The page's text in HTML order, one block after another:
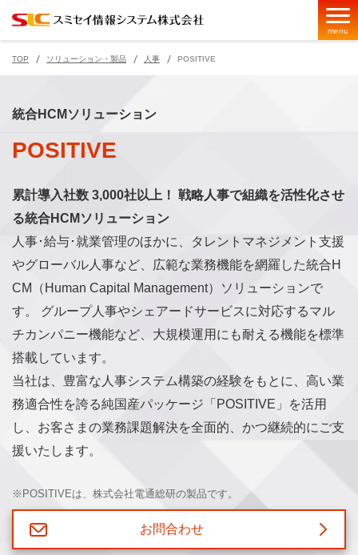
menu
TOP ソリューション・製品 人事 POSITIVE
統合HCMソリューション
POSITIVE
累計導入社数 3,000社以上！ 戦略人事で組織を活性化させ
る統合HCMソリューション
人事･給与･就業管理のほかに、タレントマネジメント支援
やグローバル人事など、広範な業務機能を網羅した統合H
CM（Human Capital Management）ソリューションで
す。 グループ人事やシェアードサービスに対応するマル
チカンパニー機能など、大規模運用にも耐える機能を標準
搭載しています。
当社は、豊富な人事システム構築の経験をもとに、高い業
務適合性を誇る純国産パッケージ「POSITIVE」を活用
し、お客さまの業務課題解決を全面的、かつ継続的にご支
援いたします。
※ POSITIVEは、株式会社電通総研の製品です。
お問合わせ